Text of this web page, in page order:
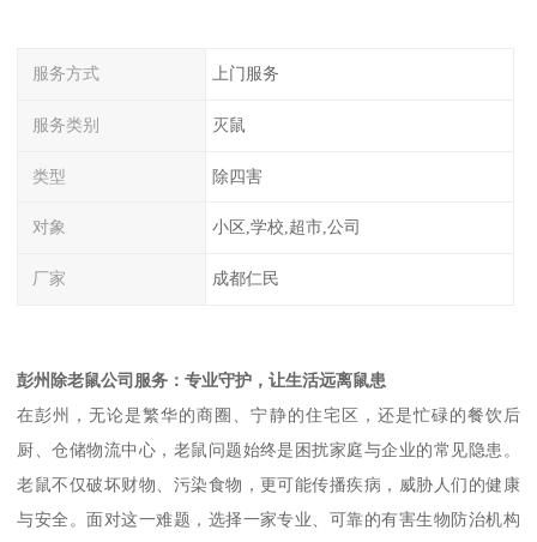
服务方式 上门服务
服务类别 灭鼠
类型 除四害
对象 小区,学校,超市,公司
厂家 成都仁民
彭州除老鼠公司服务：专业守护，让生活远离鼠患
在彭州，无论是繁华的商圈、宁静的住宅区，还是忙碌的餐饮后
厨、仓储物流中心，老鼠问题始终是困扰家庭与企业的常见隐患。
老鼠不仅破坏财物、污染食物，更可能传播疾病，威胁人们的健康
与安全。面对这一难题，选择一家专业、可靠的有害生物防治机构